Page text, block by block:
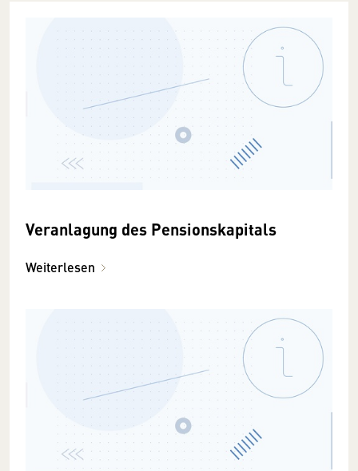
Veranlagung des Pensionskapitals
Weiterlesen